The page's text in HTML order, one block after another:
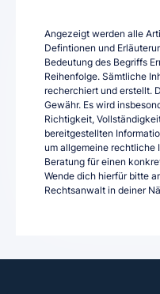
Angezeigt werden alle
Defintionen und
Bedeutung des Begriffs
Reihenfolge. Sämtliche
recherchiert und erstellt.
Gewähr. Es wird
Richtigkeit,
bereitgestellten
um allgemeine rechtliche
Beratung für einen
Wende dich hierfür bitte
Rechtsanwalt in deiner